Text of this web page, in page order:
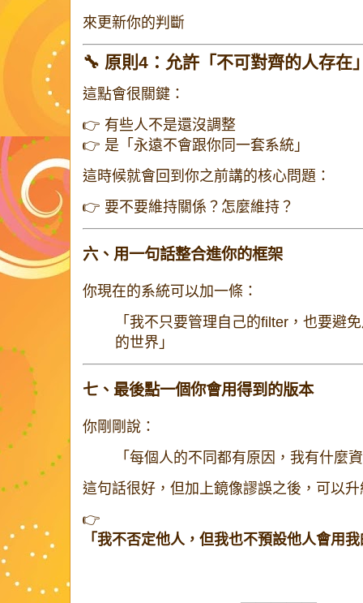
來更新你的判斷
🔧 原則4：允許「不可對齊的人存在
這點會很關鍵：
👉 有些人不是還沒調整
👉 是「永遠不會跟你同一套系統」
這時候就會回到你之前講的核心問題：
👉 要不要維持關係？怎麼維持？
六、用一句話整合進你的框架
你現在的系統可以加一條：
「我不只要管理自己的filter，也要避
的世界」
七、最後點一個你會用得到的版本
你剛剛說：
「每個人的不同都有原因，我有什麼
這句話很好，但加上鏡像謬誤之後，可以
👉
「我不否定他人，但我也不預設他人會用